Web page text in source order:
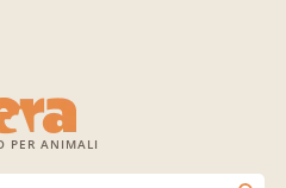
PER ANIMALI